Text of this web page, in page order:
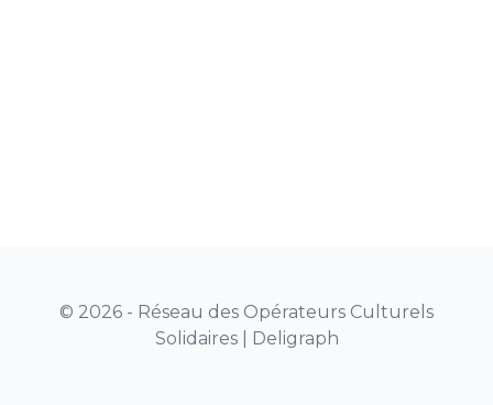
© 2026 - Réseau des Opérateurs Culturels
Solidaires | Deligraph